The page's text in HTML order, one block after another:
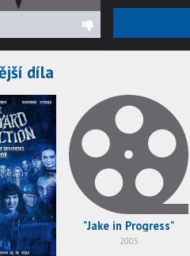
díla
"Jake in Progress"
2005